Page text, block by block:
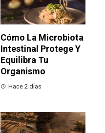
Cómo La Microbiota
Intestinal Protege Y
Equilibra Tu
Organismo
Hace 2 días